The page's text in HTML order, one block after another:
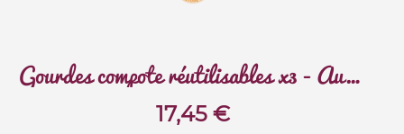
Gourdes compote réutilisables x3 - Australie
17,45 €